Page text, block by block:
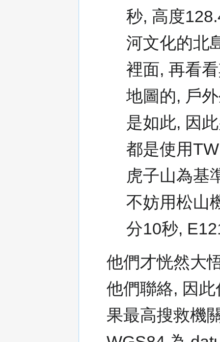
秒, 高度
河文化的北
裡面, 再看
地圖的, 戶
是如此, 因
都是使用
虎子山為基
不妨用松山
分10秒,
他們才恍然大
他們聯絡, 因
果最高搜救機